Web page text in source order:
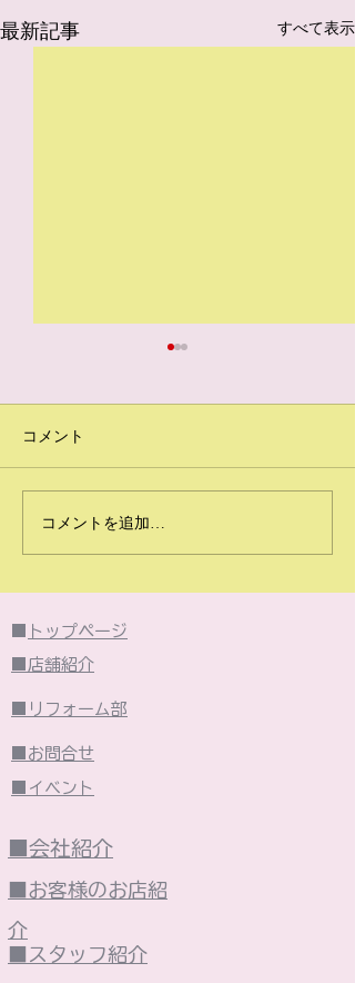
最新記事 すべて表示
2026年6月のイベント
は・・・
コメント
コメントを追加…
トップページ
■店舗紹介
■リフォーム部
■お問合せ
■イベント
■会社紹介
■お客様のお店紹
介
■スタッフ紹介